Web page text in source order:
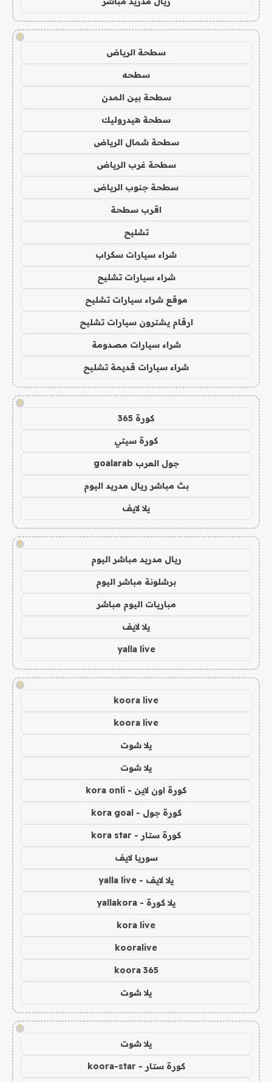
!
سطحة الرياض
سطحه
سطحة بين المدن
سطحة هيدروليك
سطحة شمال الرياض
سطحة غرب الرياض
سطحة جنوب الرياض
اقرب سطحة
تشليح
شراء سيارات سكراب
شراء سيارات تشليح
موقع شراء سيارات تشليح
ارقام يشترون سيارات تشليح
شراء سيارات مصدومة
شراء سيارات قديمة تشليح
!
كورة 365
كورة سيتي
جول العرب goalarab
بث مباشر ريال مدريد اليوم
يلا لايف
!
ريال مدريد مباشر اليوم
برشلونة مباشر اليوم
مباريات اليوم مباشر
يلا لايف
yalla live
!
koora live
koora live
يلا شوت
يلا شوت
كورة اون لاين - kora onli
كورة جول - kora goal
كورة ستار - kora star
سوريا لايف
يلا لايف - yalla live
يلا كورة - yallakora
kora live
kooralive
koora 365
يلا شوت
!
يلا شوت
كورة ستار - koora-star